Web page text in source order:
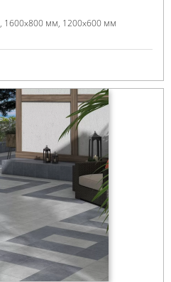
1600x800 мм 1200x600 мм